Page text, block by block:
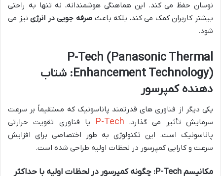
نوسان حفظ می کند. این هماهنگی هوشمندانه، نه تنها به راحتی
بیشتر کاربران کمک می کند، بلکه باعثصرفه جویی در انرژینیز می
شود.
P-Tech (Panasonic Thermal
Enhancement Technology): شتاب
دهنده کمپرسور
یکی دیگر از فناوری های قدرتمند پاناسونیک که مستقیماً بر سرعت
سرمایش تأثیر می گذارد، P-Tech یا فناوری تقویت حرارتی
پاناسونیک است. این تکنولوژی به طور اختصاصی برای افزایش
سرعت و کارایی کمپرسور در لحظات اولیه طراحی شده است.
مکانیسم P-Tech: چگونه کمپرسور در لحظات اولیه با حداکثر